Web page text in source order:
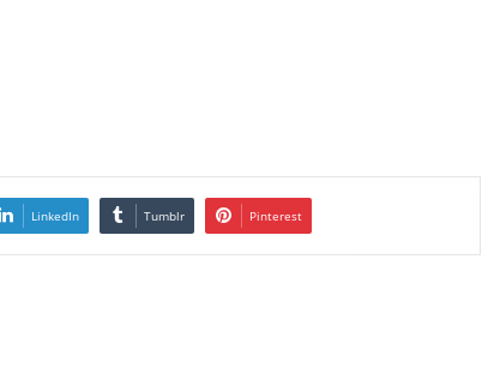
LinkedIn Tumblr Pinterest